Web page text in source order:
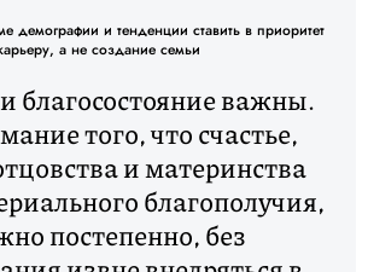
демографии и тенденции ставить в приоритет
а не создание семьи
благосостояние важны.
того, что счастье,
и материнства
благополучия,
постепенно, без